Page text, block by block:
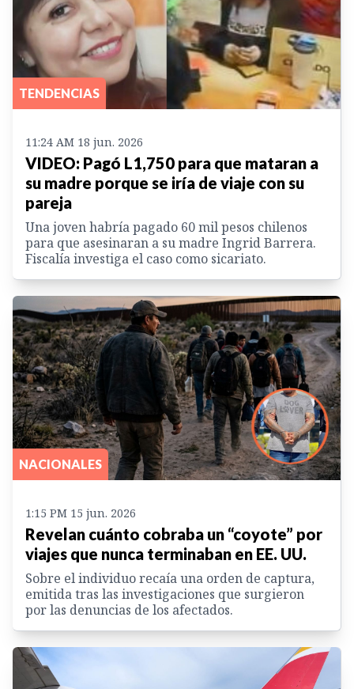
TENDENCIAS
11:24 AM 18 jun. 2026
VIDEO: Pagó L1,750 para que mataran a
su madre porque se iría de viaje con su
pareja
Una joven habría pagado 60 mil pesos chilenos
para que asesinaran a su madre Ingrid Barrera.
Fiscalía investiga el caso como sicariato.
NACIONALES
1:15 PM 15 jun. 2026
Revelan cuánto cobraba un “coyote” por
viajes que nunca terminaban en EE. UU.
Sobre el individuo recaía una orden de captura,
emitida tras las investigaciones que surgieron
por las denuncias de los afectados.